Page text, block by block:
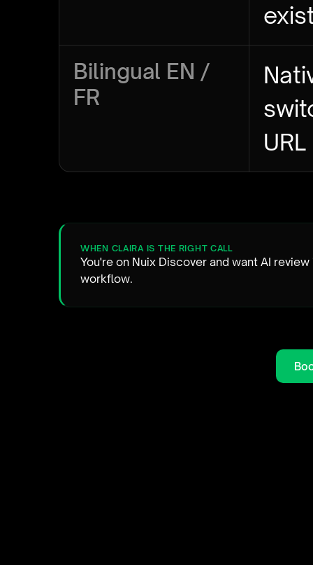
Bilingual EN /
FR
URL
WHEN CLAIRA IS THE RIGHT CALL
You're on Nuix Discover and want AI
workflow.